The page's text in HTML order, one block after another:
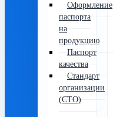
Оформление
паспорта
на
продукцию
Паспорт
качества
Стандарт
организации
(СТО)